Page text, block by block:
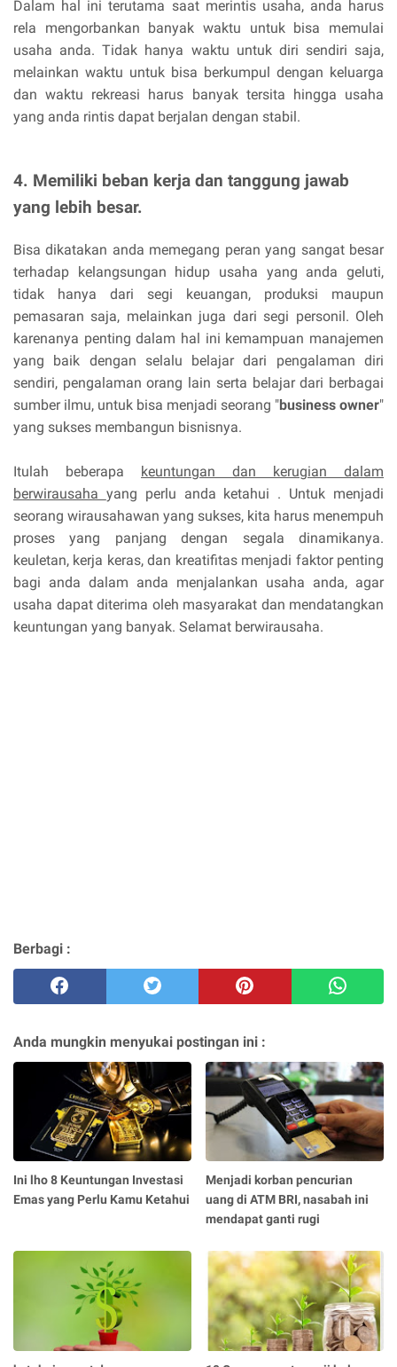
Dalam hal ini terutama saat merintis usaha, anda harus
rela mengorbankan banyak waktu untuk bisa memulai
usaha anda. Tidak hanya waktu untuk diri sendiri saja,
melainkan waktu untuk bisa berkumpul dengan keluarga
dan waktu rekreasi harus banyak tersita hingga usaha
yang anda rintis dapat berjalan dengan stabil.
4. Memiliki beban kerja dan tanggung jawab
yang lebih besar.
Bisa dikatakan anda memegang peran yang sangat besar
terhadap kelangsungan hidup usaha yang anda geluti,
tidak hanya dari segi keuangan, produksi maupun
pemasaran saja, melainkan juga dari segi personil. Oleh
karenanya penting dalam hal ini kemampuan manajemen
yang baik dengan selalu belajar dari pengalaman diri
sendiri, pengalaman orang lain serta belajar dari berbagai
sumber ilmu, untuk bisa menjadi seorang "business owner"
yang sukses membangun bisnisnya.
Itulah beberapa keuntungan dan kerugian dalam
berwirausaha yang perlu anda ketahui . Untuk menjadi
seorang wirausahawan yang sukses, kita harus menempuh
proses yang panjang dengan segala dinamikanya.
keuletan, kerja keras, dan kreatifitas menjadi faktor penting
bagi anda dalam anda menjalankan usaha anda, agar
usaha dapat diterima oleh masyarakat dan mendatangkan
keuntungan yang banyak. Selamat berwirausaha.
Berbagi :
Anda mungkin menyukai postingan ini :
Ini lho 8 Keuntungan Investasi
Emas yang Perlu Kamu Ketahui
Menjadi korban pencurian
uang di ATM BRI, nasabah ini
mendapat ganti rugi